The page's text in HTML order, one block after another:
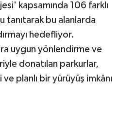
kapsamında 106 farklı
tanıtarak bu alanlarda
hedefliyor.
uygun yönlendirme ve
donatılan parkurlar,
planlı bir yürüyüş imkânı